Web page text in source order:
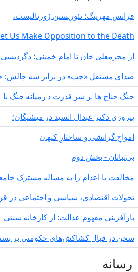
مهرینگ؛ تئوریسین ژورنالیست،
Let Us Make Opposition to the
خان تا امام خمینی؛ دگردیسی
«چپ» در برابر سه چالش: جنگ
ها بر سر قدرت د رمیانە جنگ با
دکتر عبدال السید در میشیگان؛
گرانشی و ساختارِ کیهان
- بخش دوم
با اعدام را به مساله مشترک جامعه
اقتصادی، سیاسی و اجتماعی در قرن
مفهوم عدالت: از کارخانه سنتی
قبال کشاکش‌های حکومتی بر بستر جنگ